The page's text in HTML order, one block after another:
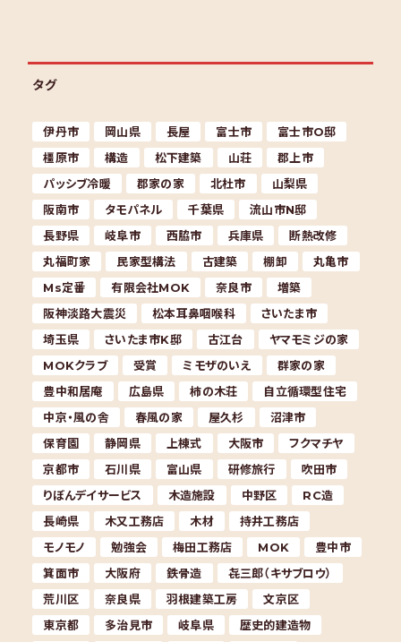
タグ
伊丹市 岡山県 長屋 富士市
富士市O邸
橿原市
構造 松下建築 山荘
郡上市
パッシブ冷暖
郡家の家 北杜市
山梨県
阪南市
タモパネル 千葉県
流山市N邸
長野県
岐阜市 西脇市 兵庫県
断熱改修
丸福町家
民家型構法 古建築 棚卸
丸亀市
Ms定番
有限会社MOK 奈良市
増築
阪神淡路大震災
松本耳鼻咽喉科
さいたま市
埼玉県
さいたま市K邸 古江台
ヤマモミジの家
MOKクラブ
受賞 ミモザのいえ
群家の家
豊中和居庵
広島県 柿の木荘
自立循環型住宅
中京・風の舎
春風の家 屋久杉
沼津市
保育園
静岡県 上棟式 大阪市
フクマチヤ
京都市
石川県 富山県 研修旅行
吹田市
りぼんデイサービス
木造施設 中野区
RC造
長崎県
木又工務店 木材
持井工務店
モノモノ
勉強会 梅田工務店 MOK
豊中市
箕面市
大阪府 鉄骨造
㐂三郎（キサブロウ）
荒川区
奈良県 羽根建築工房
文京区
東京都
多治見市 岐阜県
歴史的建造物